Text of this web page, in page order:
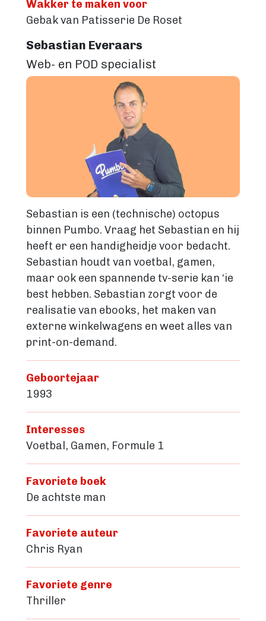
Wakker te maken voor
Gebak van Patisserie De Roset
Sebastian Everaars
Web- en POD specialist
Image
Sebastian is een (technische) octopus
binnen Pumbo. Vraag het Sebastian en hij
heeft er een handigheidje voor bedacht.
Sebastian houdt van voetbal, gamen,
maar ook een spannende tv-serie kan ‘ie
best hebben. Sebastian zorgt voor de
realisatie van ebooks, het maken van
externe winkelwagens en weet alles van
print-on-demand.
Geboortejaar
1993
Interesses
Voetbal, Gamen, Formule 1
Favoriete boek
De achtste man
Favoriete auteur
Chris Ryan
Favoriete genre
Thriller